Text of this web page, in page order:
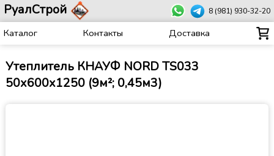
РуалСтрой 8 (981) 930-32-20
Каталог Контакты Доставка
Утеплитель КНАУФ NORD TS033
50х600х1250 (9м²; 0,45м3)